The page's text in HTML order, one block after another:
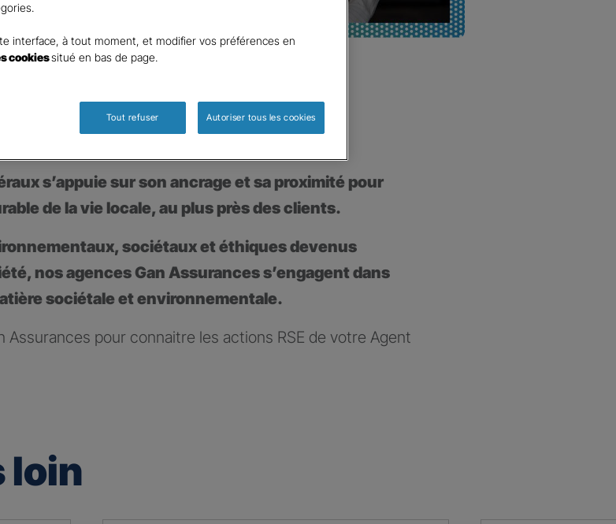
s’appuie sur son ancrage et sa proximité pour
de la vie locale, au plus près des clients.
sociétaux et éthiques devenus
nos agences Gan Assurances s’engagent dans
sociétale et environnementale.
Assurances pour connaitre les actions RSE de votre Agent
loin
interface, à tout moment, et modifier vos préférences en
cookiessitué en bas de page.
Tout refuser Autoriser tous les cookies